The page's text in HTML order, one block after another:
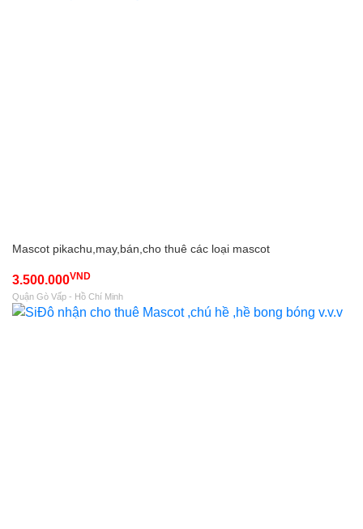
Mascot pikachu,may,bán,cho thuê các loại mascot
3.500.000VND
Quận Gò Vấp - Hồ Chí Minh